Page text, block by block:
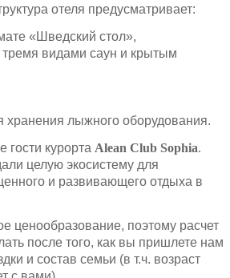
отеля предусматривает:
«Шведский стол»,
тремя видами саун и крытым
лыжного оборудования.
курорта Alean Club Sophia.
целую экосистему для
и развивающего отдыха в
ценообразование, поэтому расчет
после того, как вы пришлете нам
и состав семьи (в т.ч. возраст